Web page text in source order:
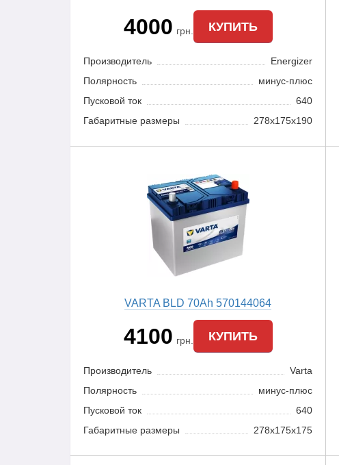
4000 грн. КУПИТЬ
Производитель
Energizer
Полярность
минус-плюс
Пусковой ток
640
Габаритные размеры
278x175x190
VARTA BLD 70Ah 570144064
4100 грн. КУПИТЬ
Производитель
Varta
Полярность
минус-плюс
Пусковой ток
640
Габаритные размеры
278x175x175